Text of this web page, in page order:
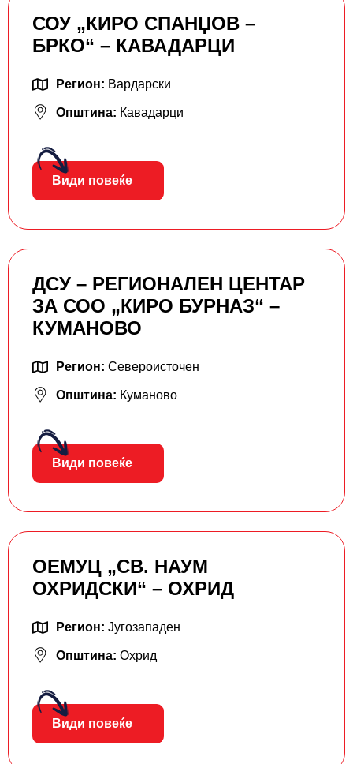
СОУ „КИРО СПАНЏОВ –
БРКО“ – КАВАДАРЦИ
Регион: Вардарски
Општина: Кавадарци
Види повеќе
ДСУ – РЕГИОНАЛЕН ЦЕНТАР
ЗА СОО „КИРО БУРНАЗ“ –
КУМАНОВО
Регион: Североисточен
Општина: Куманово
Види повеќе
ОЕМУЦ „СВ. НАУМ
ОХРИДСКИ“ – ОХРИД
Регион: Југозападен
Општина: Охрид
Види повеќе